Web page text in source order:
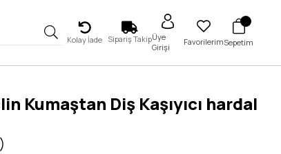
Kolay İade Sipariş TakipÜye
Girişi
FavorilerimSepetim
Kumaştan Diş Kaşıyıcı hardal